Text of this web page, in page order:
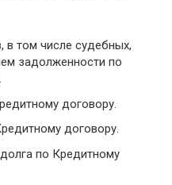
в том числе судебных,
задолженности по
договору.
договору.
по Кредитному